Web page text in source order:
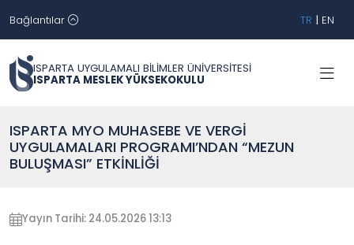
Bağlantılar TR | EN
ISPARTA UYGULAMALI BİLİMLER ÜNİVERSİTESİ
ISPARTA MESLEK YÜKSEKOKULU
ISPARTA MYO MUHASEBE VE VERGİ
UYGULAMALARI PROGRAMI’NDAN “MEZUN
BULUŞMASI” ETKİNLİĞİ
Yayın Tarihi: 24.05.2026 13:13